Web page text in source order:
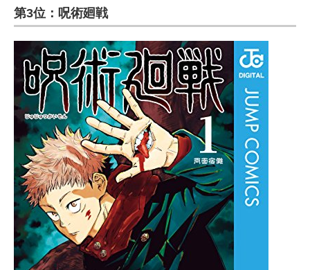
電子設計の基本と応用
エネルギーの専門メディア
建設×テクノロジーの最前線
ちょっと気になるネットの話題
第3位：呪術廻戦